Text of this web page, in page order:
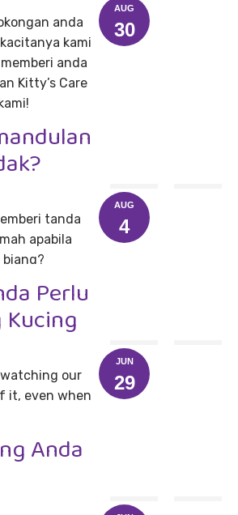
AUG
30
anda
kami
anda
Kitty’s Care
AUG
4
tanda
apabila
JUN
29
Perlu
our
it, even when
Anda